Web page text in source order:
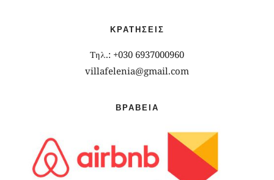
ΚΡΑΤΉΣΕΙΣ
Τηλ.: +030 6937000960
villafelenia@gmail.com
ΒΡΑΒΕΊΑ